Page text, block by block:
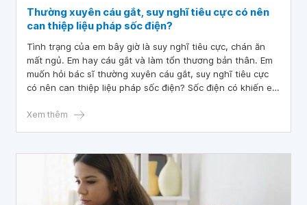
Thường xuyên cáu gắt, suy nghĩ tiêu cực có nên
can thiệp liệu pháp sốc điện?
Tình trạng của em bây giờ là suy nghĩ tiêu cực, chán ăn
mất ngủ. Em hay cáu gắt và làm tổn thương bản thân. Em
muốn hỏi bác sĩ thường xuyên cáu gắt, suy nghĩ tiêu cực
có nên can thiệp liệu pháp sốc điện? Sốc điện có khiến em
tiêu cực và xảy ra những vấn đề không nên. Cảm ơn bác sĩ
Xem thêm